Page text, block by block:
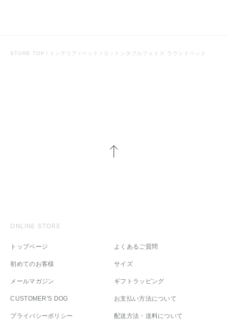
STORE TOP インテリア ベッド コットンダブルフェイス ラウンドベッド
ONLINE STORE
トップページ
初めてのお客様
メールマガジン
CUSTOMER'S DOG
プライバシーポリシー
よくあるご質問
サイズ
ギフトラッピング
お支払い方法について
配送方法・送料について